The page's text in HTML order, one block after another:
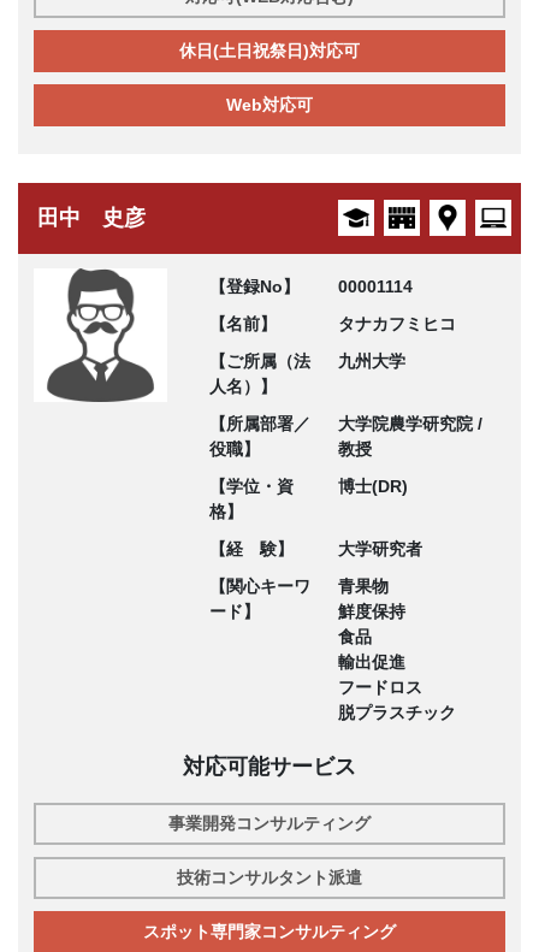
休日(土日祝祭日)対応可
Web対応可
田中 史彦
【登録No】
00001114
【名前】
タナカフミヒコ
【ご所属（法
人名）】
九州大学
【所属部署／
役職】
大学院農学研究院 /
教授
【学位・資
格】
博士(DR)
【経 験】
大学研究者
【関心キーワ
ード】
青果物
鮮度保持
食品
輸出促進
フードロス
脱プラスチック
対応可能サービス
事業開発コンサルティング
技術コンサルタント派遣
スポット専門家コンサルティング